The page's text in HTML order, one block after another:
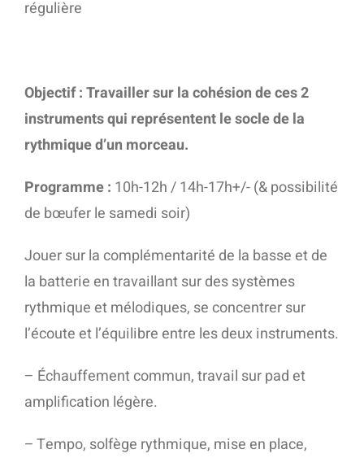
régulière
Objectif :Travailler sur la cohésion de ces 2
instruments qui représentent le socle de la
rythmique d’un morceau.
Programme : 10h-12h / 14h-17h+/- (& possibilité
de bœufer le samedi soir)
Jouer sur la complémentarité de la basse et de
la batterie en travaillant sur des systèmes
rythmique et mélodiques, se concentrer sur
l’écoute et l’équilibre entre les deux instruments.
– Échauffement commun, travail sur pad et
amplification légère.
– Tempo, solfège rythmique, mise en place,